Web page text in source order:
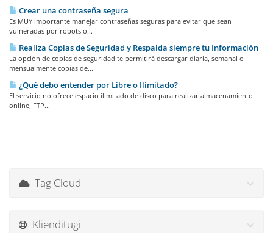
Crear una contraseña segura
Es MUY importante manejar contraseñas seguras para evitar que sean
vulneradas por robots o...
Realiza Copias de Seguridad y Respalda siempre tu Información
La opción de copias de seguridad te permitirá descargar diaria, semanal o
mensualmente copias de...
¿Qué debo entender por Libre o Ilimitado?
El servicio no ofrece espacio ilimitado de disco para realizar almacenamiento
online, FTP...
Tag Cloud
Klienditugi